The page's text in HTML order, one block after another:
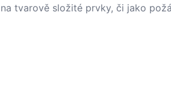
tvarově složité prvky, či jako